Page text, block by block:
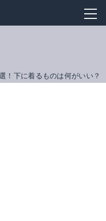
！下に着るものは何がいい？